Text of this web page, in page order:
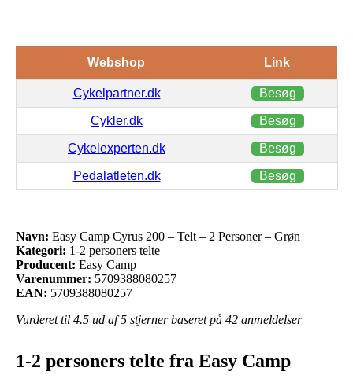
Webshop Link
Cykelpartner.dk Besøg
Cykler.dk Besøg
Cykelexperten.dk Besøg
Pedalatleten.dk Besøg
Navn: Easy Camp Cyrus 200 – Telt – 2 Personer – Grøn
Kategori: 1-2 personers telte
Producent: Easy Camp
Varenummer: 5709388080257
EAN: 5709388080257
Vurderet til 4.5 ud af 5 stjerner baseret på 42 anmeldelser
1-2 personers telte fra Easy Camp